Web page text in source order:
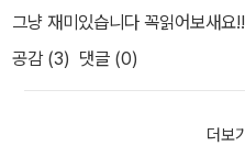
그냥 재미있습니다 꼭읽어보새요!!
공감 (3) 댓글 (0)
더보기